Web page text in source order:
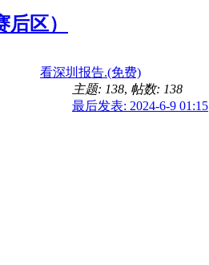
区）
看深圳报告.(免费)
主题: 138, 帖数: 138
最后发表: 2024-6-9 01:15